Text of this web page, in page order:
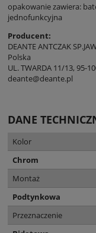
opakowanie zawiera:
jednofunkcyjna
Producent:
DEANTE ANTCZAK
Polska
UL. TWARDA 11/13, 95-
deante@deante.pl
DANE
Kolor
Chrom
Montaż
Podtynkowa
Przeznaczenie